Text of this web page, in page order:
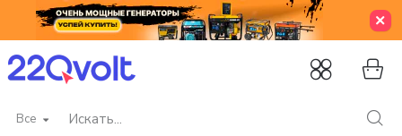
Все
Искать...